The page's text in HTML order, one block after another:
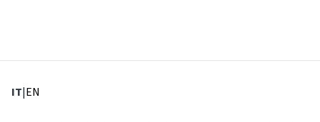
IT: Lingua corrente
|EN